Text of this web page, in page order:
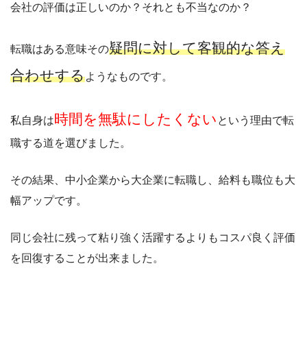
会社の評価は正しいのか？それとも不当なのか？
転職はある意味その疑問に対して客観的な答え
合わせするようなものです。
私自身は時間を無駄にしたくない という理由で転
職する道を選びました。
その結果、中小企業から大企業に転職し、給料も職位も大
幅アップです。
同じ会社に残って粘り強く活躍するよりもコスパ良く評価
を回復することが出来ました。